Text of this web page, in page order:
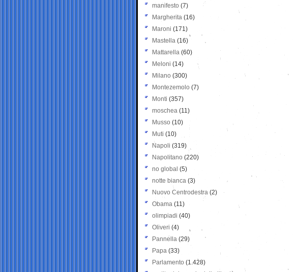
manifesto (7)
Margherita (16)
Maroni (171)
Mastella (16)
Mattarella (60)
Meloni (14)
Milano (300)
Montezemolo (7)
Monti (357)
moschea (11)
Musso (10)
Muti (10)
Napoli (319)
Napolitano (220)
no global (5)
notte bianca (3)
Nuovo Centrodestra (2)
Obama (11)
olimpiadi (40)
Oliveri (4)
Pannella (29)
Papa (33)
Parlamento (1.428)